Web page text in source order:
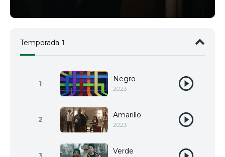
Temporada 1
1 Negro
2023
2 Amarillo
2023
Verde